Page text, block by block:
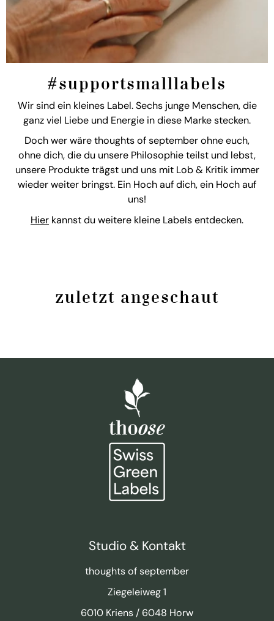
#supportsmalllabels
Wir sind ein kleines Label. Sechs junge Menschen, die
ganz viel Liebe und Energie in diese Marke stecken.
Doch wer wäre thoughts of september ohne euch,
ohne dich, die du unsere Philosophie teilst und lebst,
unsere Produkte trägst und uns mit Lob & Kritik immer
wieder weiter bringst. Ein Hoch auf dich, ein Hoch auf
uns!
Hier kannst du weitere kleine Labels entdecken.
zuletzt angeschaut
Studio & Kontakt
thoughts of september
Ziegeleiweg 1
6010 Kriens / 6048 Horw